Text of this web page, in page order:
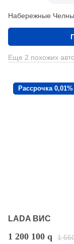
Набережные
Еще 2 похожих авто
Рассрочка 0,01%
LADA ВИС
1 200 100 q 1